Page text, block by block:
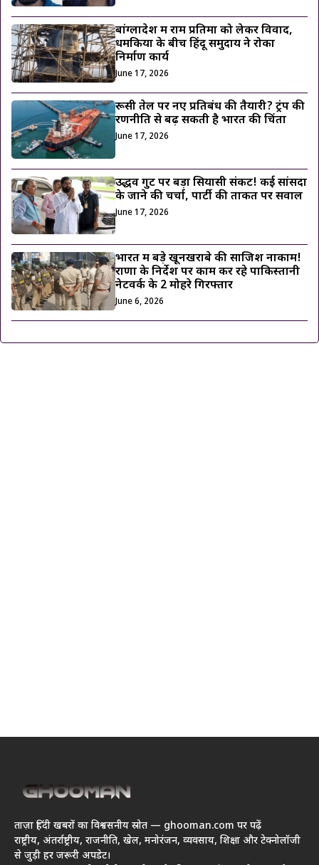
बांग्लादेश में राम प्रतिमा को लेकर विवाद,
धमकियों के बीच हिंदू समुदाय ने रोका
निर्माण कार्य
June 17, 2026
रूसी तेल पर नए प्रतिबंध की तैयारी? ट्रंप की
रणनीति से बढ़ सकती है भारत की चिंता
June 17, 2026
उद्धव गुट पर बड़ा सियासी संकट! कई सांसदों
के जाने की चर्चा, पार्टी की ताकत पर सवाल
June 17, 2026
भारत में बड़े खूनखराबे की साजिश नाकाम!
राणा के निर्देश पर काम कर रहे पाकिस्तानी
नेटवर्क के 2 मोहरे गिरफ्तार
June 6, 2026
ताज़ा हिंदी खबरों का विश्वसनीय स्रोत — ghooman.com पर पढ़ें
राष्ट्रीय, अंतर्राष्ट्रीय, राजनीति, खेल, मनोरंजन, व्यवसाय, शिक्षा और टेक्नोलॉजी
से जुड़ी हर जरूरी अपडेट।